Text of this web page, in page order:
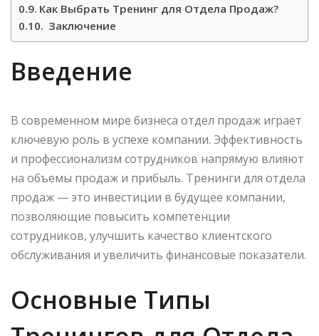
Как Выбрать Тренинг для Отдела Продаж?
Заключение
Введение
В современном мире бизнеса отдел продаж играет
ключевую роль в успехе компании. Эффективность
и профессионализм сотрудников напрямую влияют
на объемы продаж и прибыль. Тренинги для отдела
продаж — это инвестиции в будущее компании,
позволяющие повысить компетенции
сотрудников, улучшить качество клиентского
обслуживания и увеличить финансовые показатели.
Основные Типы